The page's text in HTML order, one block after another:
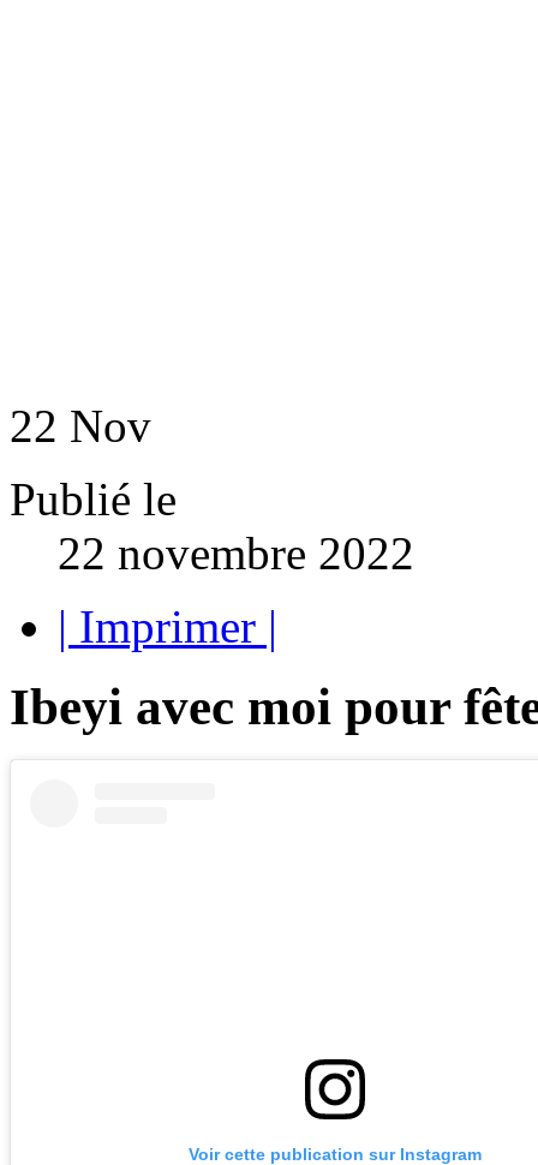
22 Nov
Publié le
22 novembre 2022
| Imprimer |
Ibeyi avec moi pour
Voir cette publication sur Instagram